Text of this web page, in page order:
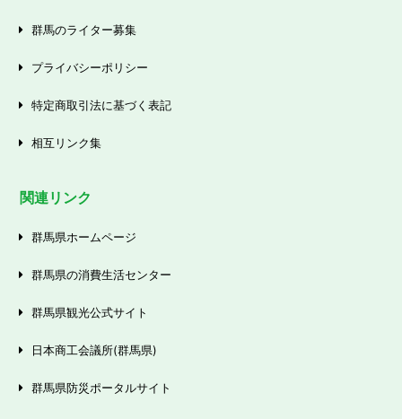
群馬のライター募集
プライバシーポリシー
特定商取引法に基づく表記
相互リンク集
関連リンク
群馬県ホームページ
群馬県の消費生活センター
群馬県観光公式サイト
日本商工会議所(群馬県)
群馬県防災ポータルサイト